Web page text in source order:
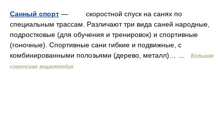
Санный спорт — скоростной спуск на санях по
специальным трассам. Различают три вида саней народные,
подростковые (для обучения и тренировок) и спортивные
(гоночные). Спортивные сани гибкие и подвижные, с
комбинированными полозьями (дерево, металл)… …
Большая
советская энциклопедия